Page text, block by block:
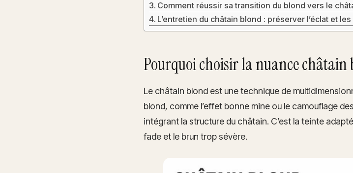
Comment réussir sa transition du blond vers le
L’entretien du châtain blond : préserver l’éclat et
Pourquoi choisir la nuance châtain
Le châtain blond est une technique de
blond, comme l’effet bonne mine ou le camouflage
intégrant la structure du châtain. C’est la teinte
fade et le brun trop sévère.